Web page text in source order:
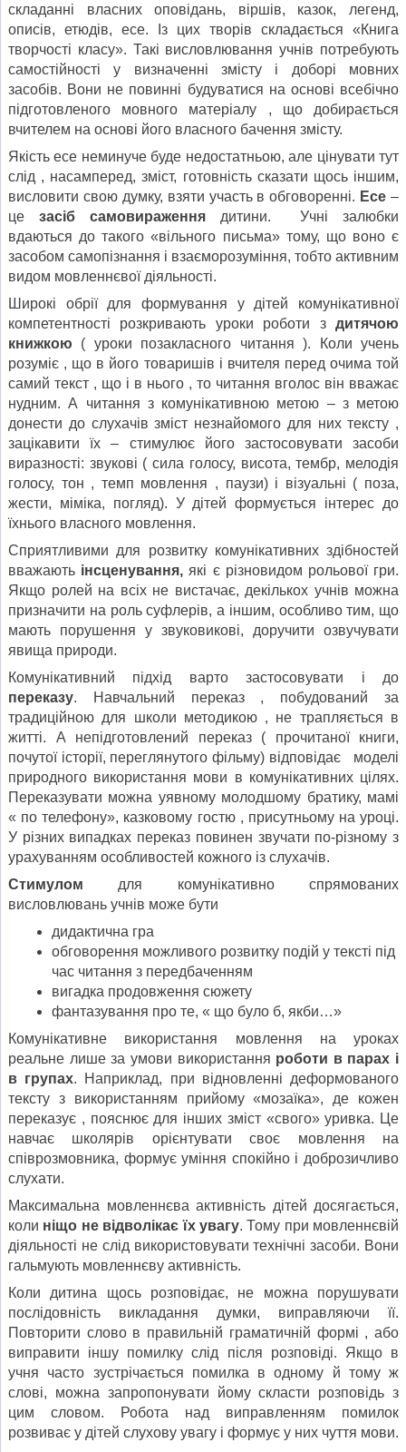
складанні власних оповідань, віршів, казок, легенд,
описів, етюдів, есе. Із цих творів складається «Книга
творчості класу». Такі висловлювання учнів потребують
самостійності у визначенні змісту і доборі мовних
засобів. Вони не повинні будуватися на основі всебічно
підготовленого мовного матеріалу , що добирається
вчителем на основі його власного бачення змісту.
Якість есе неминуче буде недостатньою, але цінувати тут
слід , насамперед, зміст, готовність сказати щось іншим,
висловити свою думку, взяти участь в обговоренні. Есе –
це засіб самовираження дитини. Учні залюбки
вдаються до такого «вільного письма» тому, що воно є
засобом самопізнання і взаєморозуміння, тобто активним
видом мовленнєвої діяльності.
Широкі обрії для формування у дітей комунікативної
компетентності розкривають уроки роботи з дитячою
книжкою ( уроки позакласного читання ). Коли учень
розуміє , що в його товаришів і вчителя перед очима той
самий текст , що і в нього , то читання вголос він вважає
нудним. А читання з комунікативною метою – з метою
донести до слухачів зміст незнайомого для них тексту ,
зацікавити їх – стимулює його застосовувати засоби
виразності: звукові ( сила голосу, висота, тембр, мелодія
голосу, тон , темп мовлення , паузи) і візуальні ( поза,
жести, міміка, погляд). У дітей формується інтерес до
їхнього власного мовлення.
Сприятливими для розвитку комунікативних здібностей
вважають інсценування, які є різновидом рольової гри.
Якщо ролей на всіх не вистачає, декількох учнів можна
призначити на роль суфлерів, а іншим, особливо тим, що
мають порушення у звуковикові, доручити озвучувати
явища природи.
Комунікативний підхід варто застосовувати і до
переказу. Навчальний переказ , побудований за
традиційною для школи методикою , не трапляється в
житті. А непідготовлений переказ ( прочитаної книги,
почутої історії, переглянутого фільму) відповідає моделі
природного використання мови в комунікативних цілях.
Переказувати можна уявному молодшому братику, мамі
« по телефону», казковому гостю , присутньому на уроці.
У різних випадках переказ повинен звучати по-різному з
урахуванням особливостей кожного із слухачів.
Стимулом для комунікативно спрямованих
висловлювань учнів може бути
дидактична гра
обговорення можливого розвитку подій у тексті під
час читання з передбаченням
вигадка продовження сюжету
фантазування про те, « що було б, якби…»
Комунікативне використання мовлення на уроках
реальне лише за умови використання роботи в парах і
в групах. Наприклад, при відновленні деформованого
тексту з використанням прийому «мозаїка», де кожен
переказує , пояснює для інших зміст «свого» уривка. Це
навчає школярів орієнтувати своє мовлення на
співрозмовника, формує уміння спокійно і доброзичливо
слухати.
Максимальна мовленнєва активність дітей досягається,
коли ніщо не відволікає їх увагу. Тому при мовленнєвій
діяльності не слід використовувати технічні засоби. Вони
гальмують мовленнєву активність.
Коли дитина щось розповідає, не можна порушувати
послідовність викладання думки, виправляючи її.
Повторити слово в правильній граматичній формі , або
виправити іншу помилку слід після розповіді. Якщо в
учня часто зустрічається помилка в одному й тому ж
слові, можна запропонувати йому скласти розповідь з
цим словом. Робота над виправленням помилок
розвиває у дітей слухову увагу і формує у них чуття мови.